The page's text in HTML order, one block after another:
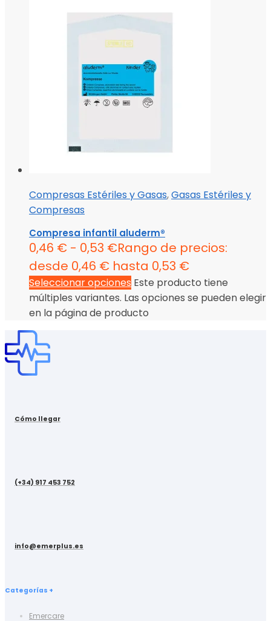
Compresas Estériles y Gasas,Gasas Estériles y
Compresas
Compresa infantil aluderm®
0,46 € - 0,53 €Rango de precios:
desde 0,46 € hasta 0,53 €
Seleccionar opciones Este producto tiene
múltiples variantes. Las opciones se pueden elegir
en la página de producto
Cómo llegar
(+34) 917 453 752
info@emerplus.es
Categorías +
Emercare